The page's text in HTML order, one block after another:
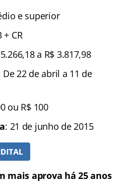
e superior
+ CR
a R$ 3.817,98
De 22 de abril a 11 de
ou R$ 100
: 21 de junho de 2015
mais aprova há 25 anos